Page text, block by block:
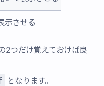
示させる
2つだけ覚えておけば良
となります。